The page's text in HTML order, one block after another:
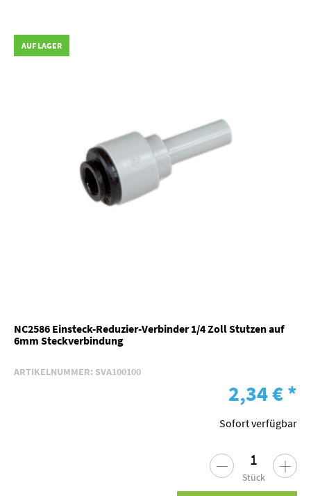
AUF LAGER
NC2586 Einsteck-Reduzier-Verbinder 1/4 Zoll Stutzen auf
6mm Steckverbindung
ARTIKELNUMMER: SVA100100
2,34 €*
Sofort verfügbar
Stück